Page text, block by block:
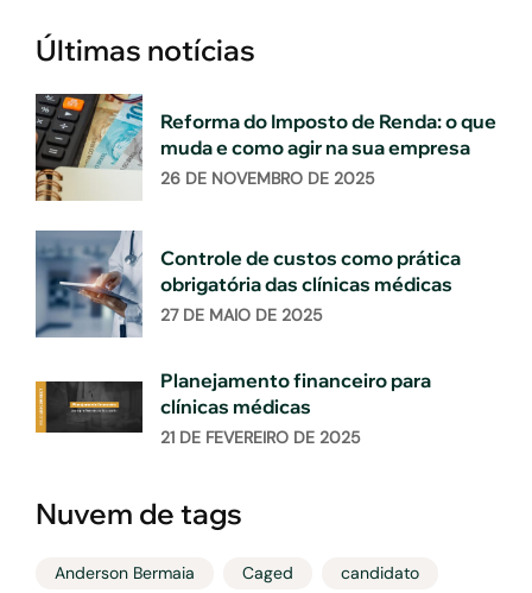
Últimas notícias
Reforma do Imposto de Renda: o que
muda e como agir na sua empresa
26 DE NOVEMBRO DE 2025
Controle de custos como prática
obrigatória das clínicas médicas
27 DE MAIO DE 2025
Planejamento financeiro para
clínicas médicas
21 DE FEVEREIRO DE 2025
Nuvem de tags
Anderson Bermaia Caged
candidato